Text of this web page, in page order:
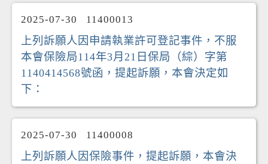
2025-07-30 11400013
上列訴願人因申請執業許可登記事件，不服
本會保險局114年3月21日保局（綜）字第
1140414568號函，提起訴願，本會決定如
下：
2025-07-30 11400008
上列訴願人因保險事件，提起訴願，本會決